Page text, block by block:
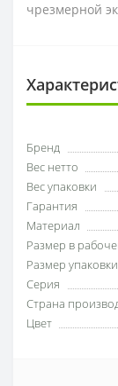
чрезмерной
Бренд
Вес нетто
Вес упаковки
Гарантия
Материал
Размер в
Размер упаковки
Серия
Страна
Цвет